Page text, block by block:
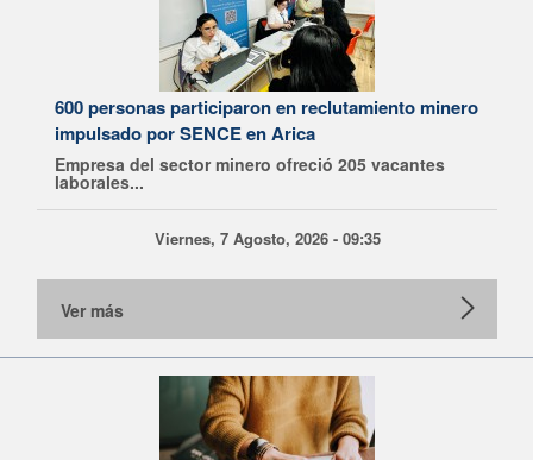
600 personas participaron en reclutamiento minero
impulsado por SENCE en Arica
Empresa del sector minero ofreció 205 vacantes
laborales...
Viernes, 7 Agosto, 2026 - 09:35
Ver más